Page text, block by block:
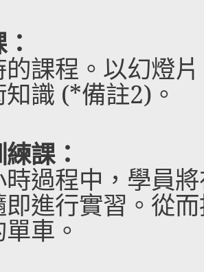
的課程。以幻燈
識 (*備註2)。
課：
過程中，學員
進行實習。從
車。